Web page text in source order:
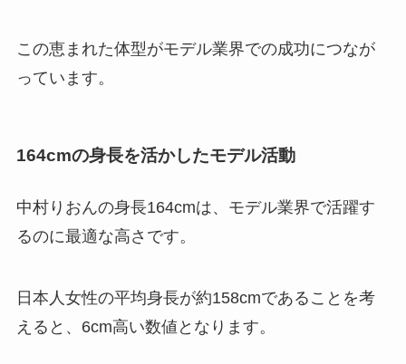
この恵まれた体型がモデル業界での成功につなが
っています。
164cmの身長を活かしたモデル活動
中村りおんの身長164cmは、モデル業界で活躍す
るのに最適な高さです。
日本人女性の平均身長が約158cmであることを考
えると、6cm高い数値となります。